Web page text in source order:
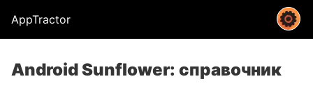
AppTractor
Android Sunflower: справочник